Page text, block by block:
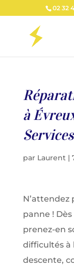
02 32
à
Services
par Laurent|
N’attendez
panne !
prenez-en
difficultés à
descente,